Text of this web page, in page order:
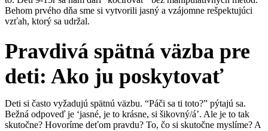
Behom prvého dňa sme si vytvorili jasný a vzájomne rešpektujúci
vzťah, ktorý sa udržal.
Pravdivá spätná väzba pre
deti: Ako ju poskytovať
Deti si často vyžadujú spätnú väzbu. “Páči sa ti toto?” pýtajú sa.
Bežná odpoveď je ‘jasné, je to krásne, si šikovný/á’. Ale je to tak
skutočne? Hovoríme deťom pravdu? To, čo si skutočne myslíme? A